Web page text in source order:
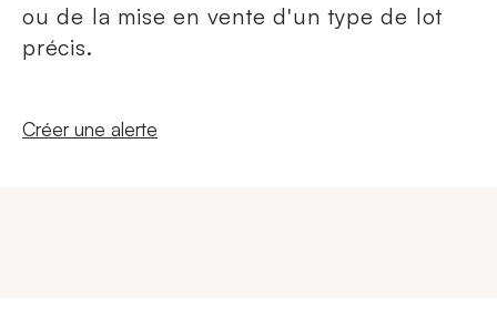
ou de la mise en vente d'un type de lot
précis.
Nouvelle fenêtre
Créer une alerte